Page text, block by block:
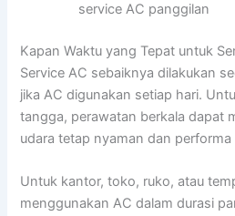
service AC panggilan
Kapan Waktu yang Tepat untuk
Service AC sebaiknya dilakukan
jika AC digunakan setiap hari.
tangga, perawatan berkala dapat
udara tetap nyaman dan
Untuk kantor, toko, ruko, atau
menggunakan AC dalam durasi